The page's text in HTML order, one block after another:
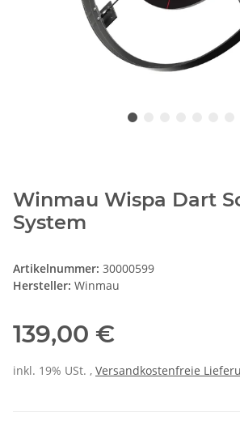
Winmau Wispa Dart
System
Artikelnummer: 30000599
Hersteller: Winmau
139,00 €
inkl. 19% USt. , Versandkostenfreie